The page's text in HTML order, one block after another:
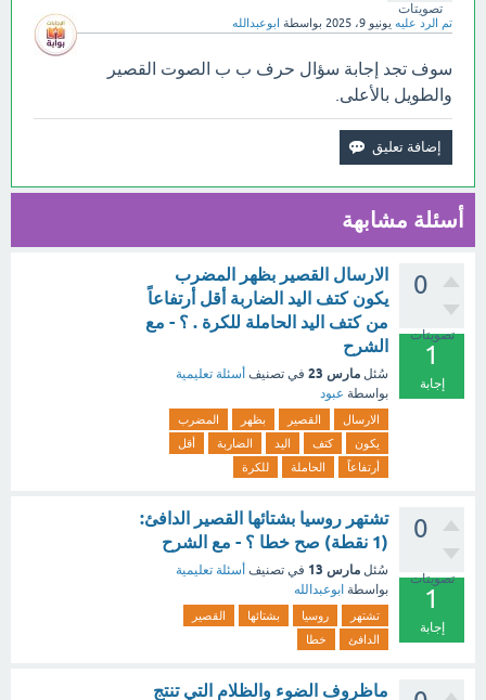
تصويتات
تم الرد عليه يونيو 9، 2025 بواسطة ابوعبدالله
سوف تجد إجابة سؤال حرف ب ب الصوت القصير
والطويل بالأعلى.
أسئلة مشابهة
0
تصويتات
1
إجابة
الارسال القصير بظهر المضرب
يكون كتف اليد الضاربة أقل أرتفاعاً
من كتف اليد الحاملة للكرة . ؟ - مع
الشرح
سُئل مارس 23 في تصنيف أسئلة تعليمية
بواسطة عبود
الارسال القصير بظهر
المضرب
يكون
كتف اليد الضاربة
أقل
أرتفاعاً
الحاملة للكرة
0
تصويتات
1
إجابة
تشتهر روسيا بشتائها القصير الدافئ:
(1 نقطة) صح خطا ؟ - مع الشرح
سُئل مارس 13 في تصنيف أسئلة تعليمية
بواسطة ابوعبدالله
تشتهر روسيا بشتائها
القصير
الدافئ
خطا
ماظروف الضوء والظلام التي تنتج